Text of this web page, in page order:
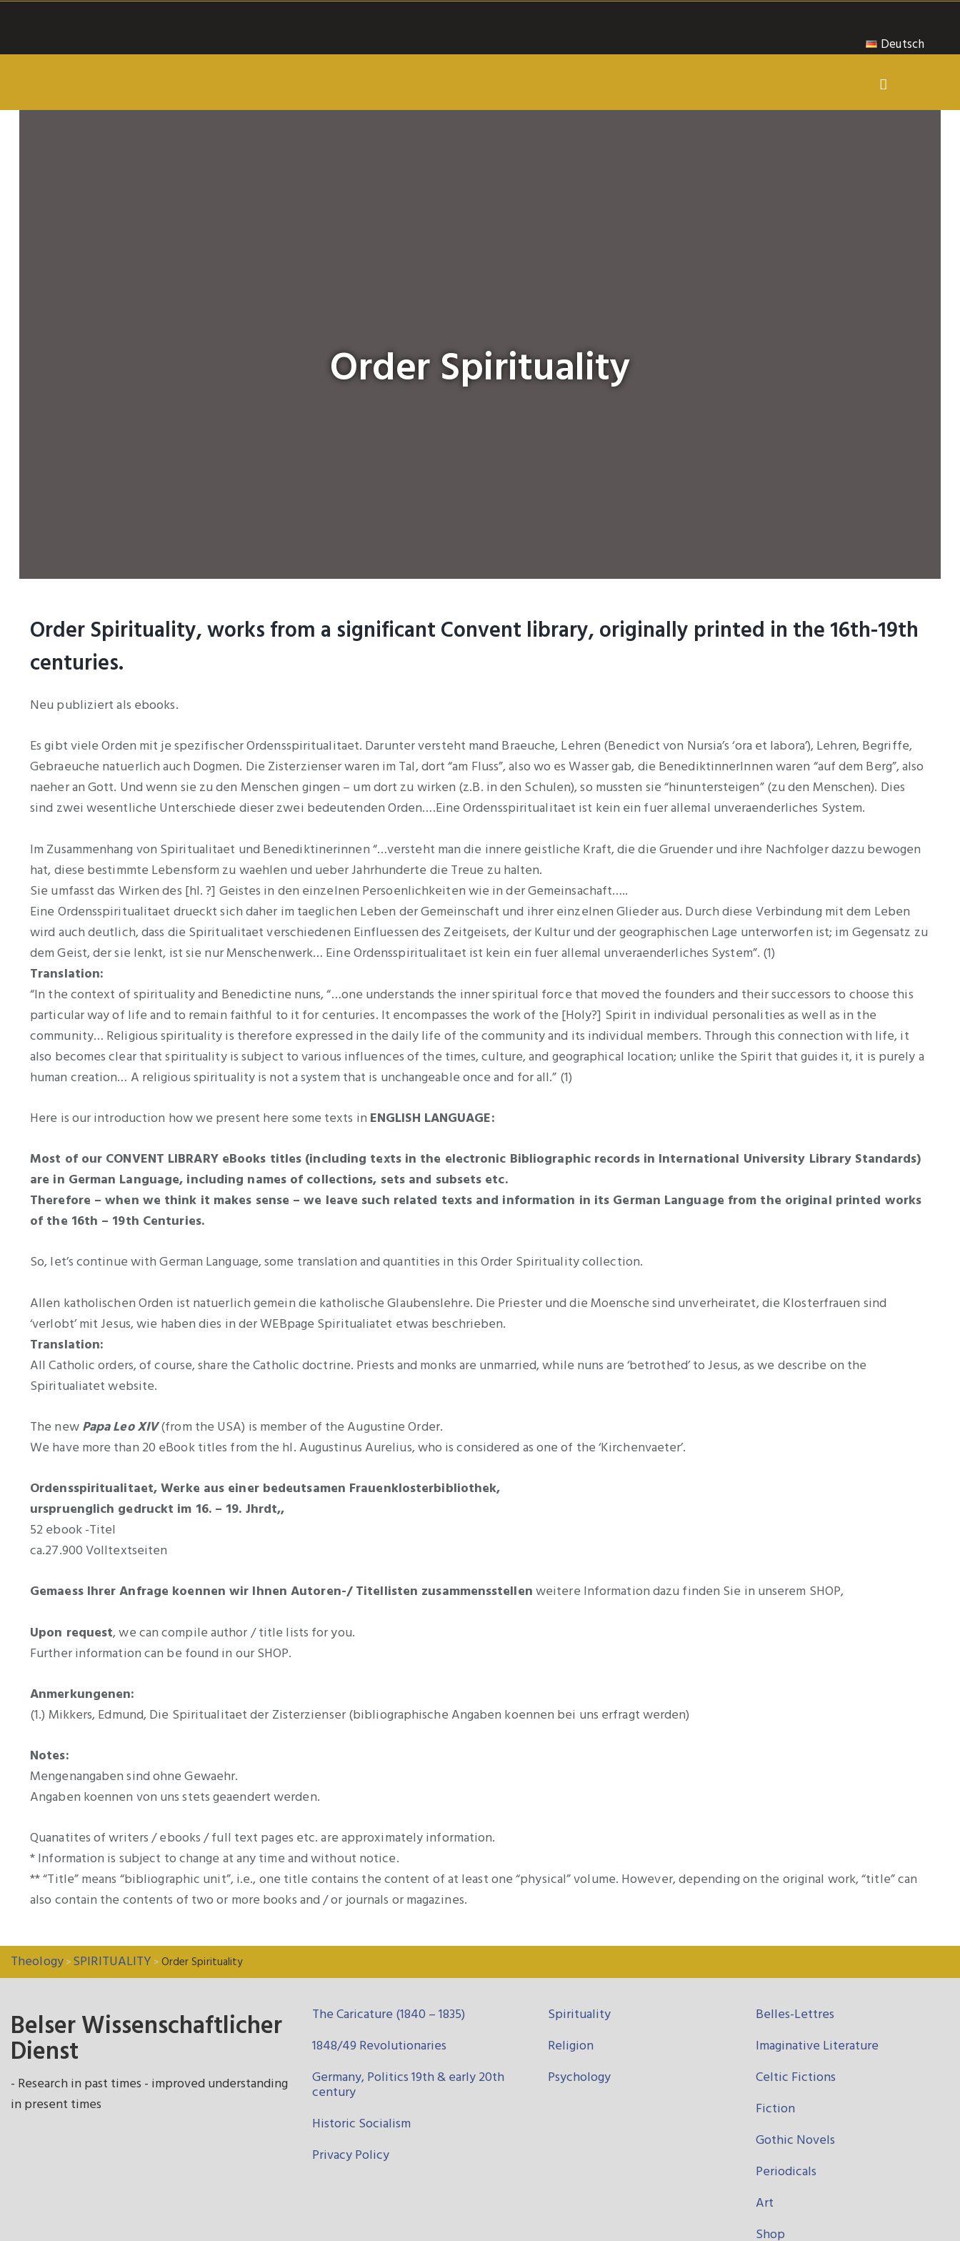
Deutsch
Deutsch
Order Spirituality
Order Spirituality, works from a significant Convent library, originally printed in the 16th-19th
centuries.
Neu publiziert als ebooks.
Es gibt viele Orden mit je spezifischer Ordensspiritualitaet. Darunter versteht mand Braeuche, Lehren (Benedict von Nursia’s ‘ora et labora’), Lehren, Begriffe,
Gebraeuche natuerlich auch Dogmen. Die Zisterzienser waren im Tal, dort “am Fluss”, also wo es Wasser gab, die BenediktinnerInnen waren “auf dem Berg”, also
naeher an Gott. Und wenn sie zu den Menschen gingen – um dort zu wirken (z.B. in den Schulen), so mussten sie “hinuntersteigen” (zu den Menschen). Dies
sind zwei wesentliche Unterschiede dieser zwei bedeutenden Orden….Eine Ordensspiritualitaet ist kein ein fuer allemal unveraenderliches System.
Im Zusammenhang von Spiritualitaet und Benediktinerinnen “…versteht man die innere geistliche Kraft, die die Gruender und ihre Nachfolger dazzu bewogen
hat, diese bestimmte Lebensform zu waehlen und ueber Jahrhunderte die Treue zu halten.
Sie umfasst das Wirken des [hl. ?] Geistes in den einzelnen Persoenlichkeiten wie in der Gemeinsachaft…..
Eine Ordensspiritualitaet drueckt sich daher im taeglichen Leben der Gemeinschaft und ihrer einzelnen Glieder aus. Durch diese Verbindung mit dem Leben
wird auch deutlich, dass die Spiritualitaet verschiedenen Einfluessen des Zeitgeisets, der Kultur und der geographischen Lage unterworfen ist; im Gegensatz zu
dem Geist, der sie lenkt, ist sie nur Menschenwerk… Eine Ordensspiritualitaet ist kein ein fuer allemal unveraenderliches System”. (1)
Translation:
“In the context of spirituality and Benedictine nuns, “…one understands the inner spiritual force that moved the founders and their successors to choose this
particular way of life and to remain faithful to it for centuries. It encompasses the work of the [Holy?] Spirit in individual personalities as well as in the
community… Religious spirituality is therefore expressed in the daily life of the community and its individual members. Through this connection with life, it
also becomes clear that spirituality is subject to various influences of the times, culture, and geographical location; unlike the Spirit that guides it, it is purely a
human creation… A religious spirituality is not a system that is unchangeable once and for all.” (1)
Here is our introduction how we present here some texts in ENGLISH LANGUAGE:
Most of our CONVENT LIBRARY eBooks titles (including texts in the electronic Bibliographic records in International University Library Standards)
are in German Language, including names of collections, sets and subsets etc.
Therefore – when we think it makes sense – we leave such related texts and information in its German Language from the original printed works
of the 16th – 19th Centuries.
So, let’s continue with German Language, some translation and quantities in this Order Spirituality collection.
Allen katholischen Orden ist natuerlich gemein die katholische Glaubenslehre. Die Priester und die Moensche sind unverheiratet, die Klosterfrauen sind
‘verlobt’ mit Jesus, wie haben dies in der WEBpage Spiritualiatet etwas beschrieben.
Translation:
All Catholic orders, of course, share the Catholic doctrine. Priests and monks are unmarried, while nuns are ‘betrothed’ to Jesus, as we describe on the
Spiritualiatet website.
The new Papa Leo XIV(from the USA) is member of the Augustine Order.
We have more than 20 eBook titles from the hl. Augustinus Aurelius, who is considered as one of the ‘Kirchenvaeter’.
Ordensspiritualitaet, Werke aus einer bedeutsamen Frauenklosterbibliothek,
urspruenglich gedruckt im 16. – 19. Jhrdt,,
52 ebook -Titel
ca.27.900 Volltextseiten
Gemaess Ihrer Anfrage koennen wir Ihnen Autoren-/ Titellisten zusammensstellen weitere Information dazu finden Sie in unserem SHOP,
Upon request, we can compile author / title lists for you.
Further information can be found in our SHOP.
Anmerkungenen:
(1.) Mikkers, Edmund, Die Spiritualitaet der Zisterzienser (bibliographische Angaben koennen bei uns erfragt werden)
Notes:
Mengenangaben sind ohne Gewaehr.
Angaben koennen von uns stets geaendert werden.
Quanatites of writers / ebooks / full text pages etc. are approximately information.
* Information is subject to change at any time and without notice.
** “Title” means “bibliographic unit”, i.e., one title contains the content of at least one “physical” volume. However, depending on the original work, “title” can
also contain the contents of two or more books and / or journals or magazines.
Theology> SPIRITUALITY > Order Spirituality
Belser Wissenschaftlicher
Dienst
- Research in past times - improved understanding
in present times
The Caricature (1840 – 1835)
1848/49 Revolutionaries
Germany, Politics 19th & early 20th
century
Historic Socialism
Privacy Policy
Spirituality
Religion
Psychology
Belles-Lettres
Imaginative Literature
Celtic Fictions
Fiction
Gothic Novels
Periodicals
Art
Shop